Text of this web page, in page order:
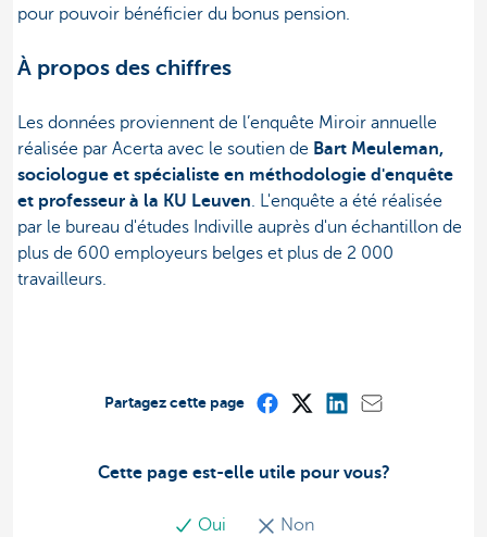
pour pouvoir bénéficier du bonus pension.
À propos des chiffres
Les données proviennent de l’enquête Miroir annuelle
réalisée par Acerta avec le soutien de Bart Meuleman,
sociologue et spécialiste en méthodologie d'enquête
et professeur à la KU Leuven. L'enquête a été réalisée
par le bureau d'études Indiville auprès d'un échantillon de
plus de 600 employeurs belges et plus de 2 000
travailleurs.
Cette page est-elle utile pour vous?
Oui Non
Partagez cette page